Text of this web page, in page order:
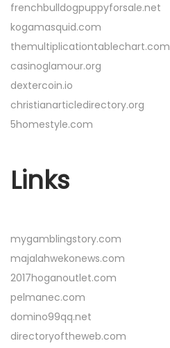
frenchbulldogpuppyforsale.net
kogamasquid.com
themultiplicationtablechart.com
casinoglamour.org
dextercoin.io
christianarticledirectory.org
5homestyle.com
Links
mygamblingstory.com
majalahwekonews.com
2017hoganoutlet.com
pelmanec.com
domino99qq.net
directoryoftheweb.com